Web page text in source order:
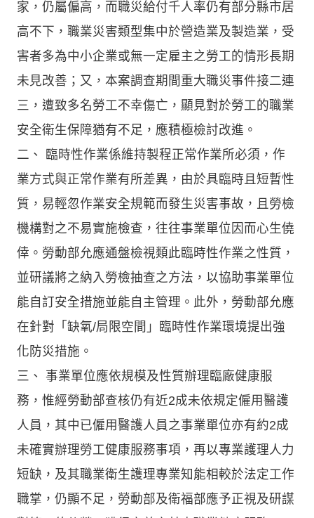
家，仍屬偏高，而職災給付千人率仍有部分縣市居
高不下，職業災害類型集中於營造業及製造業，受
害者多為中小企業或無一定雇主之勞工的情形長期
未見改善；又，本案調查期間重大職災事件接二連
三，遭致多名勞工不幸傷亡，顯見對於勞工的職業
安全衛生保障猶有不足，應積極檢討改進。
二、 臨時性作業係維持製程正常作業所必須，作
業方式與正常作業有所差異，由於具臨時且短暫性
質，易輕忽作業安全規範而發生災害事故，且勞檢
機構對之不易實施檢查，往往事業單位因而心生僥
倖。勞動部允應通盤檢視類此臨時性作業之性質，
並研議將之納入勞檢抽查之方法，以協助事業單位
能自訂安全措施並能自主管理。此外，勞動部允應
在針對「缺氧/局限空間」臨時性作業環境提出強
化防災措施。
三、 事業單位應依規模及性質辦理臨廠健康服
務，惟經勞動部查核仍有近2成未依規定僱用醫護
人員，其中已僱用醫護人員之事業單位亦有約2成
未確實辦理勞工健康服務事項，再以專業護理人力
短缺，及其職業衛生護理專業知能相較於法定工作
職掌，仍顯不足，勞動部及衛福部應予正視及研謀